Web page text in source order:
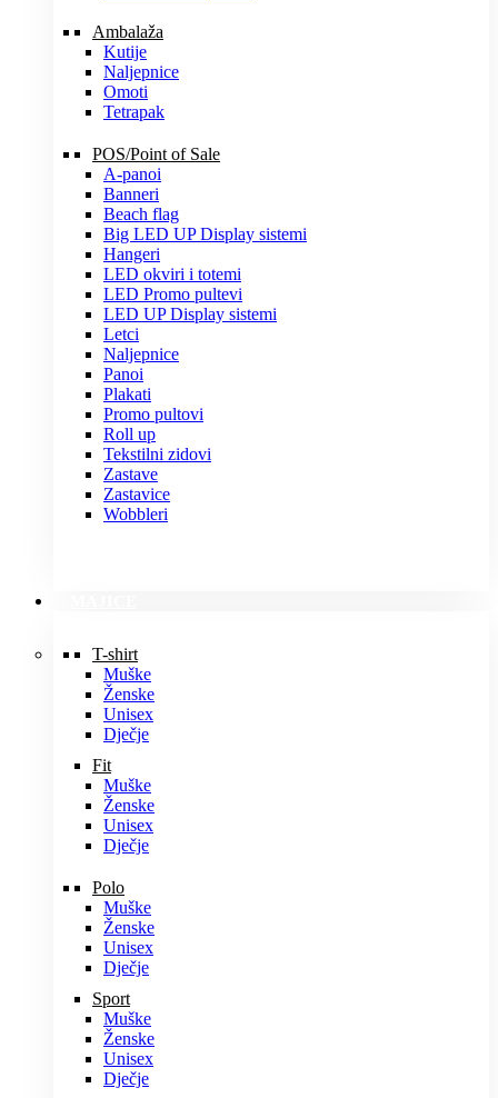
Ambalaža
Kutije
Naljepnice
Omoti
Tetrapak
POS/Point of Sale
A-panoi
Banneri
Beach flag
Big LED UP Display sistemi
Hangeri
LED okviri i totemi
LED Promo pultevi
LED UP Display sistemi
Letci
Naljepnice
Panoi
Plakati
Promo pultovi
Roll up
Tekstilni zidovi
Zastave
Zastavice
Wobbleri
T-shirt
Muške
Ženske
Unisex
Dječje
Fit
Muške
Ženske
Unisex
Dječje
Polo
Muške
Ženske
Unisex
Dječje
Sport
Muške
Ženske
Unisex
Dječje